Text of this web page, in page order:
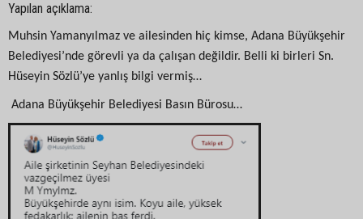
Yapılan açıklama:
Muhsin Yamanyılmaz ve ailesinden hiç kimse, Adana Büyükşehir
Belediyesi’nde görevli ya da çalışan değildir. Belli ki birleri Sn.
Hüseyin Sözlü’ye yanlış bilgi vermiş…
Adana Büyükşehir Belediyesi Basın Bürosu…